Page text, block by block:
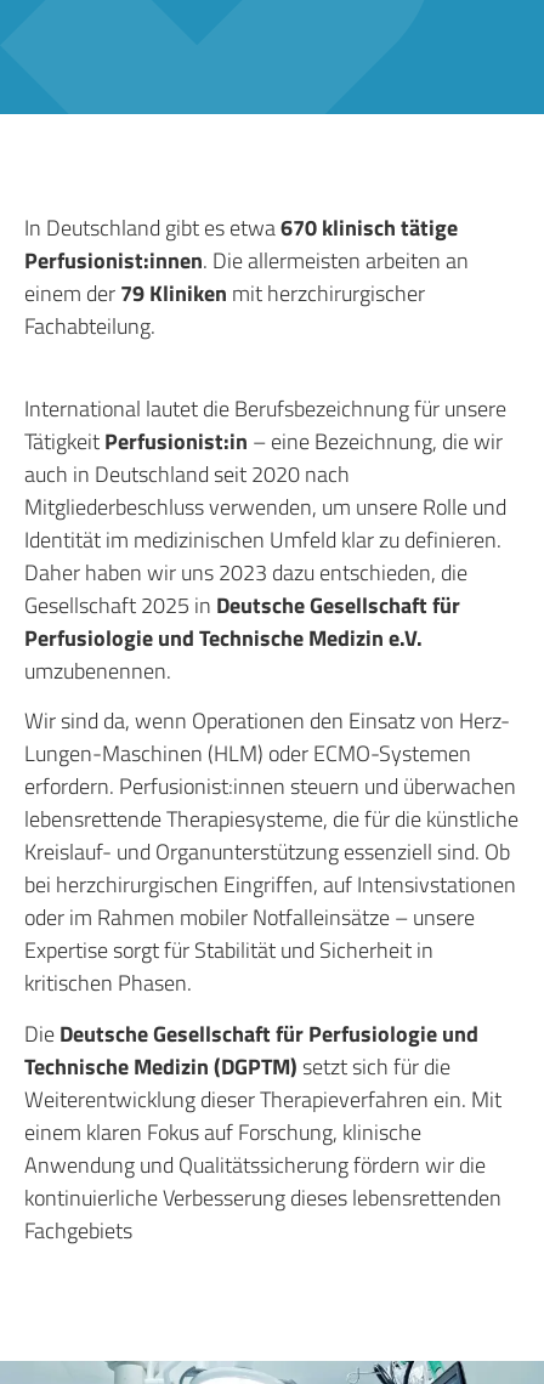
Entdecken Sie spannende Stellen in der
Perfusiologie
mehr …
In Deutschland gibt es etwa670 klinisch tätige
Perfusionist:innen. Die allermeisten arbeiten an
einem der79 Kliniken mit herzchirurgischer
Fachabteilung.
International lautet die Berufsbezeichnung für unsere
TätigkeitPerfusionist:in – eine Bezeichnung, die wir
auch in Deutschland seit 2020 nach
Mitgliederbeschluss verwenden, um unsere Rolle und
Identität im medizinischen Umfeld klar zu definieren.
Daher haben wir uns 2023 dazu entschieden, die
Gesellschaft 2025 in Deutsche Gesellschaft für
Perfusiologie und Technische Medizin e.V.
umzubenennen.
Wir sind da, wenn Operationen den Einsatz von Herz-
Lungen-Maschinen (HLM) oder ECMO-Systemen
erfordern. Perfusionist:innen steuern und überwachen
lebensrettende Therapiesysteme, die für die künstliche
Kreislauf- und Organunterstützung essenziell sind. Ob
bei herzchirurgischen Eingriffen, auf Intensivstationen
oder im Rahmen mobiler Notfalleinsätze – unsere
Expertise sorgt für Stabilität und Sicherheit in
kritischen Phasen.
DieDeutsche Gesellschaft für Perfusiologie und
Technische Medizin (DGPTM) setzt sich für die
Weiterentwicklung dieser Therapieverfahren ein. Mit
einem klaren Fokus auf Forschung, klinische
Anwendung und Qualitätssicherung fördern wir die
kontinuierliche Verbesserung dieses lebensrettenden
Fachgebiets